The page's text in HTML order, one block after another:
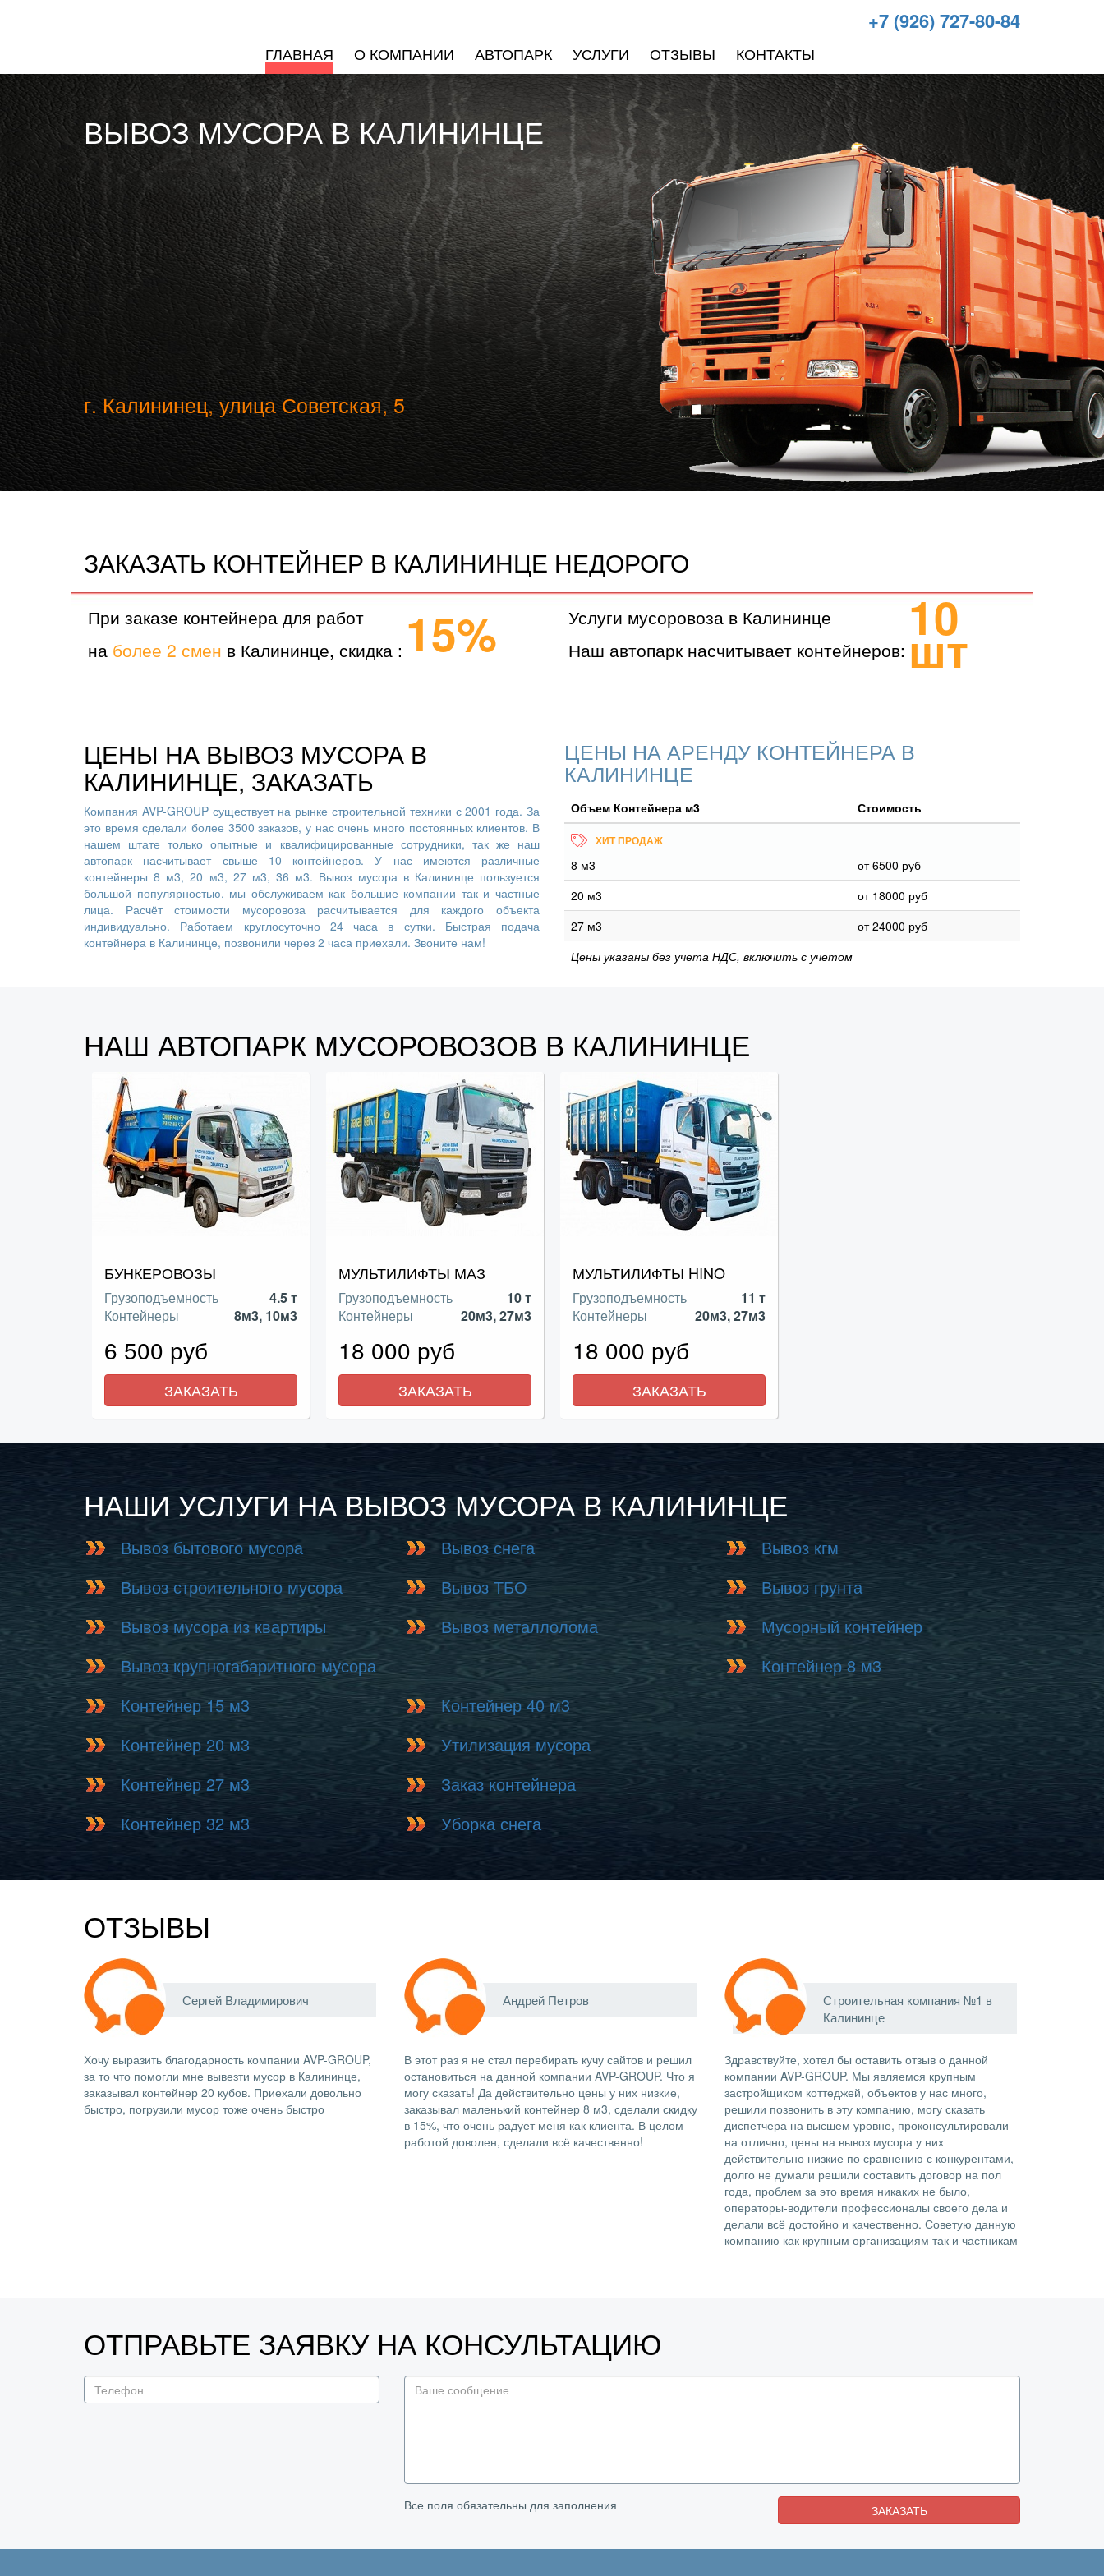
ГЛАВНАЯ О КОМПАНИИ АВТОПАРК УСЛУГИ ОТЗЫВЫ КОНТАКТЫ
+7 (926) 727-80-84
ВЫВОЗ МУСОРА В КАЛИНИНЦЕ
г. Калининец, улица Советская, 5
ЗАКАЗАТЬ КОНТЕЙНЕР В КАЛИНИНЦЕ НЕДОРОГО
При заказе контейнера для работ
на более 2 смен в Калининце, скидка : 15%
Услуги мусоровоза в Калининце
Наш автопарк насчитывает контейнеров:
10
шт
ЦЕНЫ НА ВЫВОЗ МУСОРА В
КАЛИНИНЦЕ, ЗАКАЗАТЬ
Компания AVP-GROUP существует на рынке строительной техники с 2001 года. За
это время сделали более 3500 заказов, у нас очень много постоянных клиентов. В
нашем штате только опытные и квалифицированные сотрудники, так же наш
автопарк насчитывает свыше 10 контейнеров. У нас имеются различные
контейнеры 8 м3, 20 м3, 27 м3, 36 м3. Вывоз мусора в Калининце пользуется
большой популярностью, мы обслуживаем как большие компании так и частные
лица. Расчёт стоимости мусоровоза расчитывается для каждого объекта
индивидуально. Работаем круглосуточно 24 часа в сутки. Быстрая подача
контейнера в Калининце, позвонили через 2 часа приехали. Звоните нам!
ЦЕНЫ НА АРЕНДУ КОНТЕЙНЕРА В
КАЛИНИНЦЕ
Объем Контейнера м3 Стоимость
8 м3
от 6500 руб
20 м3
от 18000 руб
27 м3
от 24000 руб
Цены указаны без учета НДС, включить с учетом
НАШ АВТОПАРК МУСОРОВОЗОВ В КАЛИНИНЦЕ
БУНКЕРОВОЗЫ
Грузоподъемность
4.5 т
Контейнеры
8м3, 10м3
6 500 руб
ЗАКАЗАТЬ
МУЛЬТИЛИФТЫ МАЗ
Грузоподъемность
10 т
Контейнеры
20м3, 27м3
18 000 руб
ЗАКАЗАТЬ
МУЛЬТИЛИФТЫ HINO
Грузоподъемность
11 т
Контейнеры
20м3, 27м3
18 000 руб
ЗАКАЗАТЬ
НАШИ УСЛУГИ НА ВЫВОЗ МУСОРА В КАЛИНИНЦЕ
Вывоз бытового мусора
Вывоз строительного мусора
Вывоз мусора из квартиры
Вывоз крупногабаритного мусора
Вывоз снега
Вывоз ТБО
Вывоз металлолома
Вывоз кгм
Вывоз грунта
Мусорный контейнер
Контейнер 8 м3
Контейнер 15 м3
Контейнер 20 м3
Контейнер 27 м3
Контейнер 32 м3
Контейнер 40 м3
Утилизация мусора
Заказ контейнера
Уборка снега
ОТЗЫВЫ
Сергей Владимирович
Хочу выразить благодарность компании AVP-GROUP,
за то что помогли мне вывезти мусор в Калининце,
заказывал контейнер 20 кубов. Приехали довольно
быстро, погрузили мусор тоже очень быстро
Андрей Петров
В этот раз я не стал перебирать кучу сайтов и решил
остановиться на данной компании AVP-GROUP. Что я
могу сказать! Да действительно цены у них низкие,
заказывал маленький контейнер 8 м3, сделали скидку
в 15%, что очень радует меня как клиента. В целом
работой доволен, сделали всё качественно!
Строительная компания №1 в
Калининце
Здравствуйте, хотел бы оставить отзыв о данной
компании AVP-GROUP. Мы являемся крупным
застройщиком коттеджей, объектов у нас много,
решили позвонить в эту компанию, могу сказать
диспетчера на высшем уровне, проконсультировали
на отлично, цены на вывоз мусора у них
действительно низкие по сравнению с конкурентами,
долго не думали решили составить договор на пол
года, проблем за это время никаких не было,
операторы-водители профессионалы своего дела и
делали всё достойно и качественно. Советую данную
компанию как крупным организациям так и частникам
ОТПРАВЬТЕ ЗАЯВКУ НА КОНСУЛЬТАЦИЮ
Все поля обязательны для заполнения ЗАКАЗАТЬ